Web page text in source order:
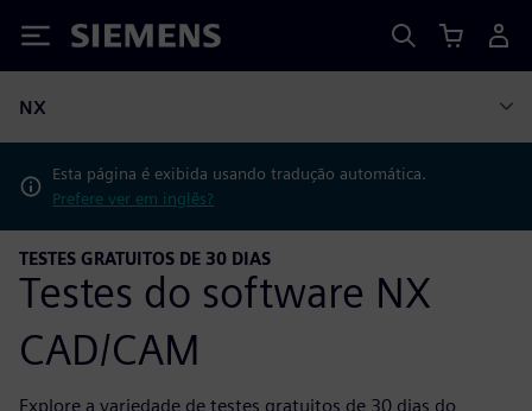
Siemens
NX
Esta página é exibida usando tradução automática.
Prefere ver em inglês?
TESTES GRATUITOS DE 30 DIAS
Testes do software NX
CAD/CAM
Explore a variedade de testes gratuitos de 30 dias do